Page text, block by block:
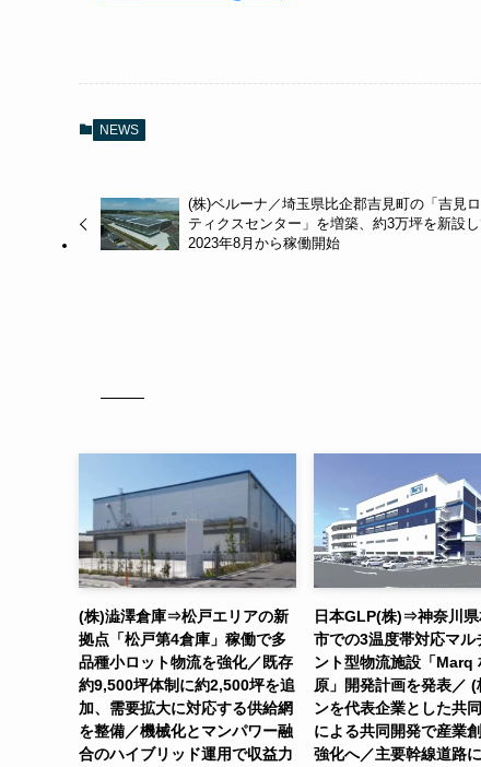
NEWS
(株)ベルーナ／埼玉県比企郡吉見町の「吉見
ティクスセンター」を増築、約3万坪を新設
2023年8月から稼働開始
(株)澁澤倉庫⇒松戸エリアの新
拠点「松戸第4倉庫」稼働で多
品種小ロット物流を強化／既存
約9,500坪体制に約2,500坪を追
加、需要拡大に対応する供給網
を整備／機械化とマンパワー融
合のハイブリッド運用で収益力
日本GLP(株)⇒神奈川
市での3温度帯対応マル
ント型物流施設「Marq
原」開発計画を発表／ (
ンを代表企業とした共
による共同開発で産業
強化へ／主要幹線道路